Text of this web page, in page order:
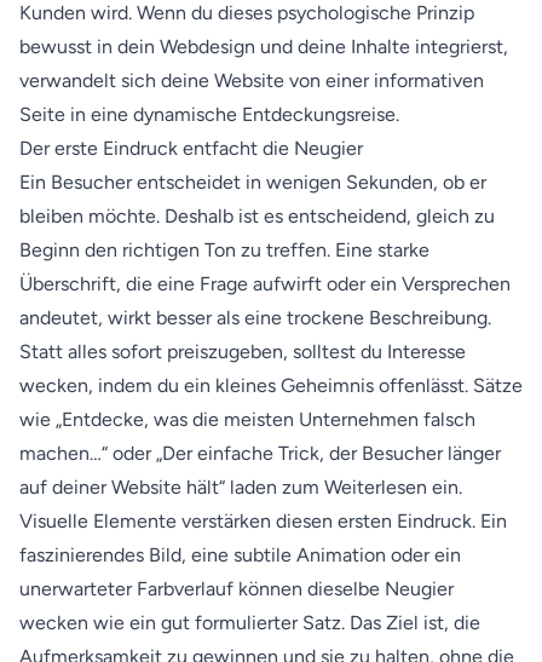
Kunden wird. Wenn du dieses psychologische Prinzip
bewusst in dein Webdesign und deine Inhalte integrierst,
verwandelt sich deine Website von einer informativen
Seite in eine dynamische Entdeckungsreise.
Der erste Eindruck entfacht die Neugier
Ein Besucher entscheidet in wenigen Sekunden, ob er
bleiben möchte. Deshalb ist es entscheidend, gleich zu
Beginn den richtigen Ton zu treffen. Eine starke
Überschrift, die eine Frage aufwirft oder ein Versprechen
andeutet, wirkt besser als eine trockene Beschreibung.
Statt alles sofort preiszugeben, solltest du Interesse
wecken, indem du ein kleines Geheimnis offenlässt. Sätze
wie „Entdecke, was die meisten Unternehmen falsch
machen…“ oder „Der einfache Trick, der Besucher länger
auf deiner Website hält“ laden zum Weiterlesen ein.
Visuelle Elemente verstärken diesen ersten Eindruck. Ein
faszinierendes Bild, eine subtile Animation oder ein
unerwarteter Farbverlauf können dieselbe Neugier
wecken wie ein gut formulierter Satz. Das Ziel ist, die
Aufmerksamkeit zu gewinnen und sie zu halten, ohne die